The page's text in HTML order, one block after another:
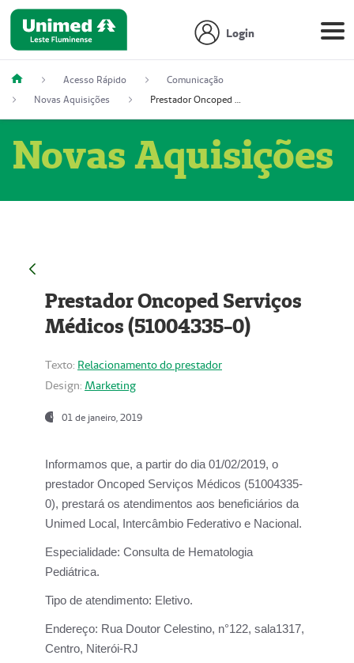
Login
Acesso Rápido
Comunicação
Novas Aquisições
Prestador Oncoped Serviços Médicos (51004335-0)
Novas Aquisições
Prestador Oncoped Serviços
Médicos (51004335-0)
Texto: Relacionamento do prestador
Design: Marketing
01 de janeiro, 2019
Informamos que, a partir do dia 01/02/2019, o
prestador Oncoped Serviços Médicos (51004335-
0), prestará os atendimentos aos beneficiários da
Unimed Local, Intercâmbio Federativo e Nacional.
Especialidade: Consulta de Hematologia
Pediátrica.
Tipo de atendimento: Eletivo.
Endereço: Rua Doutor Celestino, n°122, sala1317,
Centro, Niterói-RJ